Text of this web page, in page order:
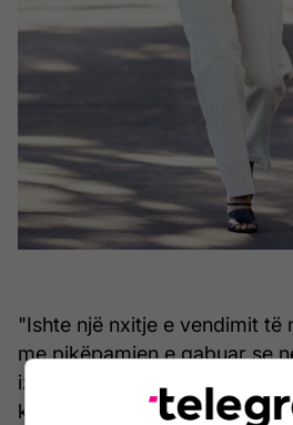
"Ishte një nxitje e vendimit të
me pikëpamjen e gabuar se
izolimi dhe kjo do të ishte
keq për shkeljen e rregullave